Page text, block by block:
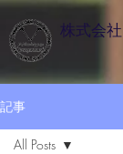
株式会
記事
All Posts